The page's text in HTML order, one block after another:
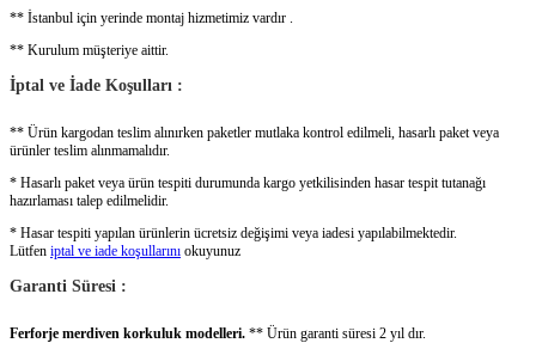
** İstanbul için yerinde montaj hizmetimiz vardır .
** Kurulum müşteriye aittir.
İptal ve İade Koşulları :
** Ürün kargodan teslim alınırken paketler mutlaka kontrol edilmeli, hasarlı paket veya
ürünler teslim alınmamalıdır.
* Hasarlı paket veya ürün tespiti durumunda kargo yetkilisinden hasar tespit tutanağı
hazırlaması talep edilmelidir.
* Hasar tespiti yapılan ürünlerin ücretsiz değişimi veya iadesi yapılabilmektedir.
Lütfen iptal ve iade koşullarını okuyunuz
Garanti Süresi :
Ferforje merdiven korkuluk modelleri. ** Ürün garanti süresi 2 yıl dır.